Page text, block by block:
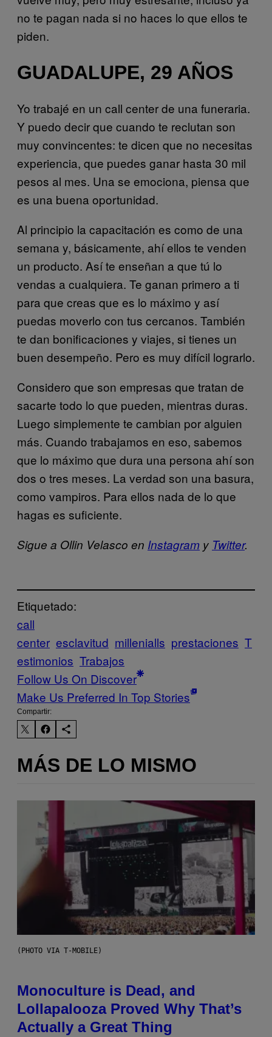
no te pagan nada si no haces lo que ellos te
piden.
GUADALUPE, 29 AÑOS
Yo trabajé en un call center de una funeraria.
Y puedo decir que cuando te reclutan son
muy convincentes: te dicen que no necesitas
experiencia, que puedes ganar hasta 30 mil
pesos al mes. Una se emociona, piensa que
es una buena oportunidad.
Al principio la capacitación es como de una
semana y, básicamente, ahí ellos te venden
un producto. Así te enseñan a que tú lo
vendas a cualquiera. Te ganan primero a ti
para que creas que es lo máximo y así
puedas moverlo con tus cercanos. También
te dan bonificaciones y viajes, si tienes un
buen desempeño. Pero es muy difícil lograrlo.
Considero que son empresas que tratan de
sacarte todo lo que pueden, mientras duras.
Luego simplemente te cambian por alguien
más. Cuando trabajamos en eso, sabemos
que lo máximo que dura una persona ahí son
dos o tres meses. La verdad son una basura,
como vampiros. Para ellos nada de lo que
hagas es suficiente.
Sigue a Ollin Velasco en Instagram y Twitter.
Etiquetado:
call
center esclavitud millenialls prestaciones T
estimonios Trabajos
Follow Us On Discover
Make Us Preferred In Top Stories
Compartir:
MÁS DE LO MISMO
(PHOTO VIA T-MOBILE)
Monoculture is Dead, and
Lollapalooza Proved Why That’s
Actually a Great Thing